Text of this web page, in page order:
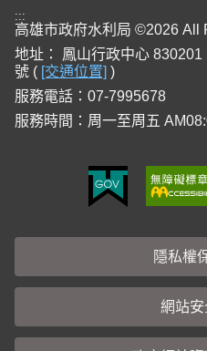
:::
高雄市政府水利局 ©2026 All
地址：
鳳山行政中心
號 ( [交通位置] )
服務電話：07-7995678
服務時間：周一至周五
隱私權
網站